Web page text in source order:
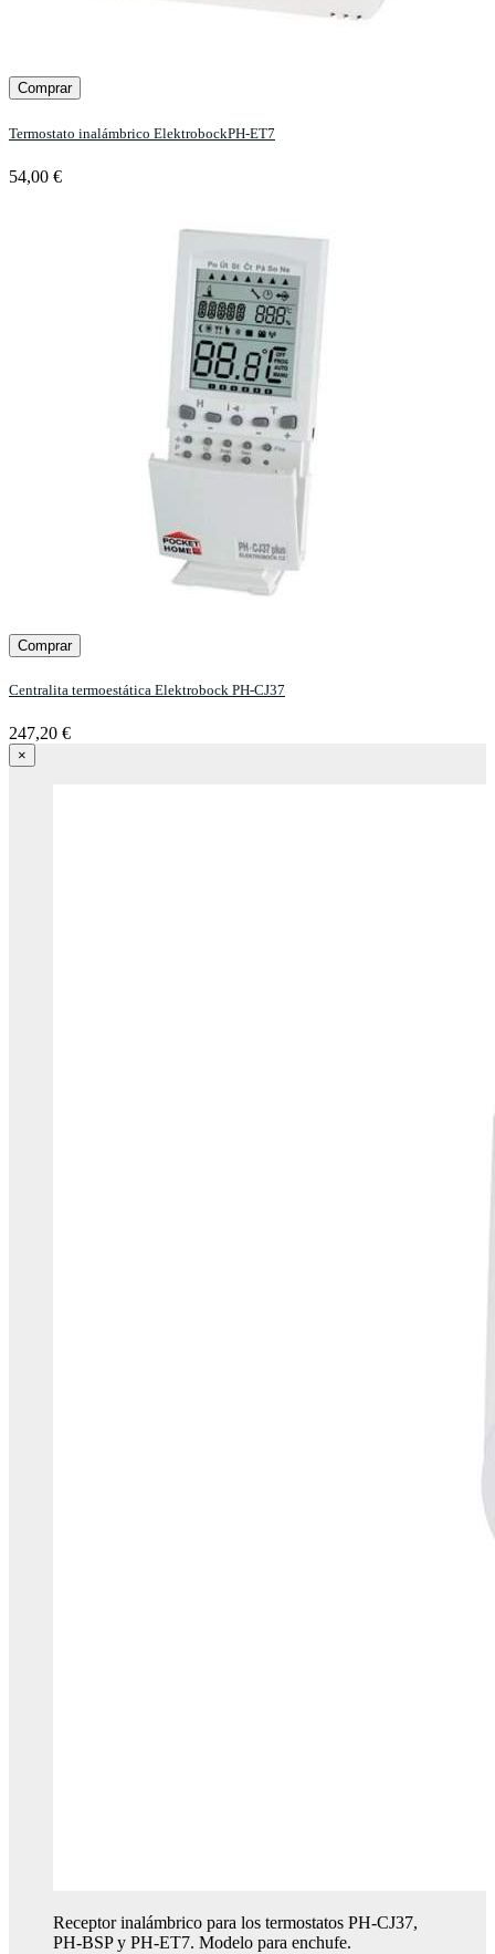
Comprar
Termostato inalámbrico ElektrobockPH-ET7
54,00 €
Comprar
Centralita termoestática Elektrobock PH-CJ37
247,20 €
×
Receptor inalámbrico para los termostatos PH-CJ37,
PH-BSP y PH-ET7. Modelo para enchufe.